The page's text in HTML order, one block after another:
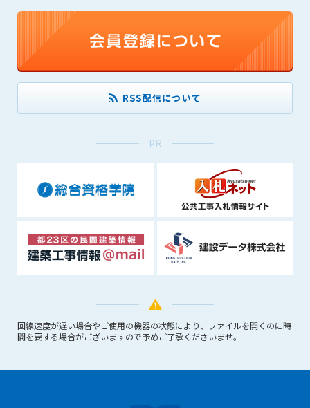
RSS配信について
PR
回線速度が遅い場合やご使用の機器の状態により、ファイルを開くのに時
間を要する場合がございますので予めご了承くださいませ。
(3) 広告掲載料金の支払が遅延した場合
(4) その他、管理者が不適当と判断した場合
第8条（サービスの変更・中止等）
廃止を含み)し、本サービスの運営を中止または廃止することが
できるものとします。これに起因する会員または他の第三者が
会員の氏名、住所、性別、年齢、メールアドレスその他本サー
ビスの提供に関連して管理者が知り得た会員の個人情報（以下
個人情報といいます）について、管理者は、以下の各号に該当
する場合を除き、第三者に開示または提供しないものとしま
す。
(1) 会員が、自己の個人情報の開示に事前に同意している場合
(3) 第三者および管理者の権利、財産、安全等を保護するため
(4) 法令等により開示を求められた場合